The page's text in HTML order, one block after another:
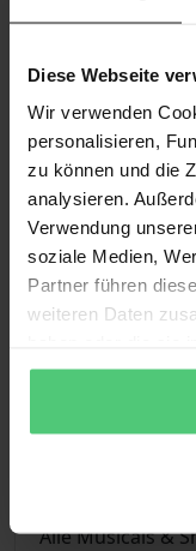
Diese Webseite
Wir verwenden
personalisieren,
zu können und die
analysieren.
Verwendung
soziale Medien,
Partner führen
weiteren Daten
gesammelt haben.
sowie das Tony
Erstaufführung,
Neu im
Europapremiere
und die große
MUSICAL, die
Mit einem
einzigartigen
schon jetzt „…
Alle Musicals &